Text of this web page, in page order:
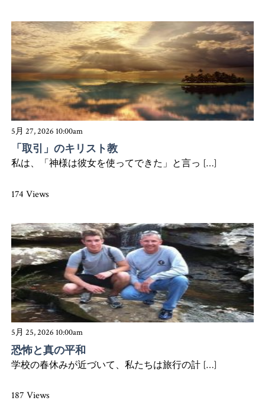
5月 27, 2026 10:00am
「取引」のキリスト教
私は、「神様は彼女を使ってできた」と言っ […]
174 Views
5月 25, 2026 10:00am
恐怖と真の平和
学校の春休みが近づいて、私たちは旅行の計 […]
187 Views